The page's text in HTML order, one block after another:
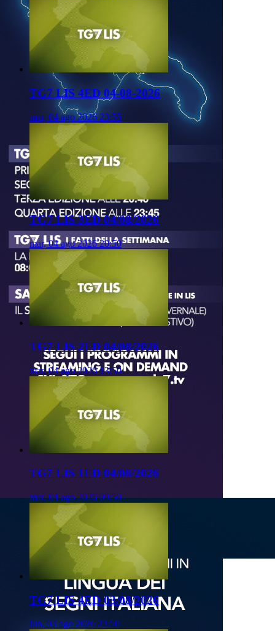
TG7 LIS 4ED 04-08-2026
mar, 04 ago 2026 23:55
TG7 LIS 3ED 04/08/2026
mar, 04 ago 2026 20:50
TG7 LIS 2ED 04/08/2026
mar, 04 ago 2026 13:50
TG7 LIS 1ED 04/08/2026
mar, 04 ago 2026 09:50
TG7 LIS 4ED 03/08/2026
lun, 03 ago 2026 23:50